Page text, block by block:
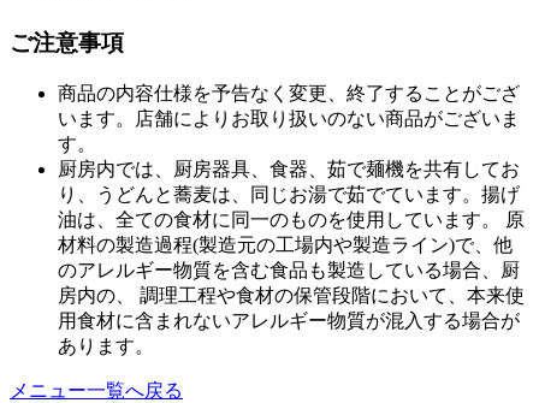
ご注意事項
商品の内容仕様を予告なく変更、終了することがござ
います。店舗によりお取り扱いのない商品がございま
す。
厨房内では、厨房器具、食器、茹で麺機を共有してお
り、うどんと蕎麦は、同じお湯で茹でています。揚げ
油は、全ての食材に同一のものを使用しています。 原
材料の製造過程(製造元の工場内や製造ライン)で、他
のアレルギー物質を含む食品も製造している場合、厨
房内の、 調理工程や食材の保管段階において、本来使
用食材に含まれないアレルギー物質が混入する場合が
あります。
メニュー一覧へ戻る